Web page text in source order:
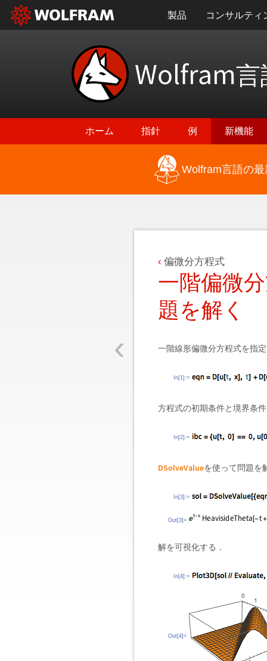
製品 コンサルティ
Wolfram言
ホーム 指針 例 新機能
Wolfram言語の
‹
偏微分方程式
一階偏微
題を解く
一階線形偏微分方程式を指
In[1]:=
方程式の初期条件と境界条
In[2]:=
DSolveValueを使って問題を
In[3]:=
Out[3]=
解を可視化する．
In[4]:=
Out[4]=